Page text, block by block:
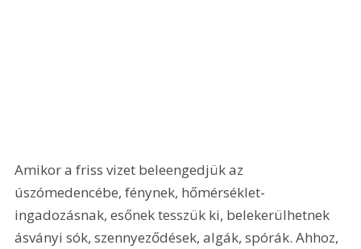
Amikor a friss vizet beleengedjük az
úszómedencébe, fénynek, hőmérséklet-
ingadozásnak, esőnek tesszük ki, belekerülhetnek
ásványi sók, szennyeződések, algák, spórák. Ahhoz,